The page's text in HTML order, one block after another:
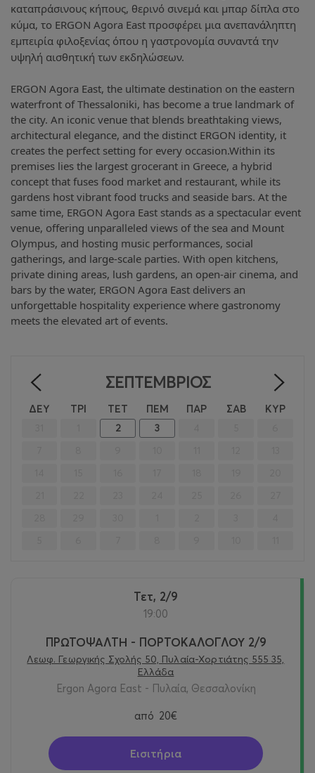
καταπράσινους κήπους, θερινό σινεμά και μπαρ δίπλα στο
κύμα, το ERGON Agora East προσφέρει μια ανεπανάληπτη
εμπειρία φιλοξενίας όπου η γαστρονομία συναντά την
υψηλή αισθητική των εκδηλώσεων.
ERGON Agora East, the ultimate destination on the eastern
waterfront of Thessaloniki, has become a true landmark of
the city. An iconic venue that blends breathtaking views,
architectural elegance, and the distinct ERGON identity, it
creates the perfect setting for every occasion.Within its
premises lies the largest grocerant in Greece, a hybrid
concept that fuses food market and restaurant, while its
gardens host vibrant food trucks and seaside bars. At the
same time, ERGON Agora East stands as a spectacular event
venue, offering unparalleled views of the sea and Mount
Olympus, and hosting music performances, social
gatherings, and large-scale parties. With open kitchens,
private dining areas, lush gardens, an open-air cinema, and
bars by the water, ERGON Agora East delivers an
unforgettable hospitality experience where gastronomy
meets the elevated art of events.
ΣΕΠΤΈΜΒΡΙΟΣ
ΔΕΥ ΤΡΙ ΤΕΤ ΠΕΜ ΠΑΡ ΣΑΒ ΚΥΡ
2 3
Τετ, 2/9
19:00
ΠΡΩΤΟΨΑΛΤΗ - ΠΟΡΤΟΚΑΛΟΓΛΟΥ 2/9
Λεωφ. Γεωργικής Σχολής 50, Πυλαία-Χορτιάτης 555 35,
Ελλάδα
Ergon Agora East - Πυλαία, Θεσσαλονίκη
από 20€
Εισιτήρια